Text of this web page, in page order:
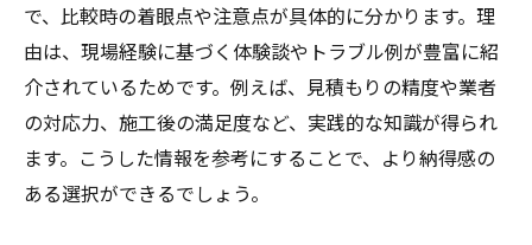
で、比較時の着眼点や注意点が具体的に分かります。理
由は、現場経験に基づく体験談やトラブル例が豊富に紹
介されているためです。例えば、見積もりの精度や業者
の対応力、施工後の満足度など、実践的な知識が得られ
ます。こうした情報を参考にすることで、より納得感の
ある選択ができるでしょう。